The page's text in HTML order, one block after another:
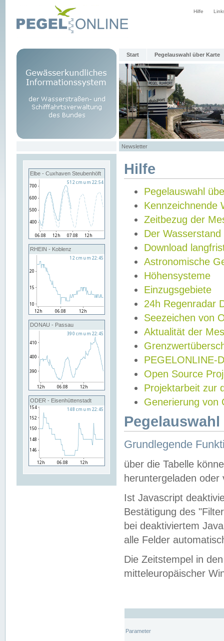
Hilfe
Start Pegelauswahl über Karte
Newsletter
Elbe - Cuxhaven Steubenhöft
RHEIN - Koblenz
DONAU - Passau
ODER - Eisenhüttenstadt
Hilfe
Pegelauswahl
Kennzeichnende
Zeitbezug der
Der Wasserstand
Download
Astronomische
Höhensysteme
Einzugsgebiete
24h Regenradar
Seezeichen von
Aktualität der
PEGELONLINE-
Open Source
Projektarbeit zur
Generierung von
Grundlegende
über die Tabelle
heruntergeladen oder
Ist Javascript
Bestätigung des
bei deaktiviertem
alle Felder
Die Zeitstempel in
mitteleuropäischer
Parameter